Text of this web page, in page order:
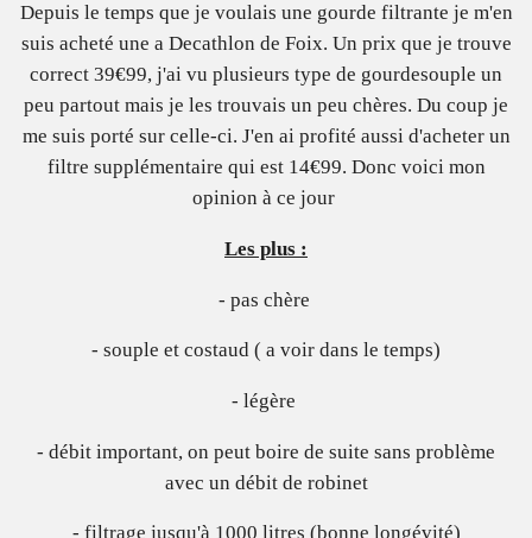
Depuis le temps que je voulais une gourde filtrante je m'en
suis acheté une a Decathlon de Foix. Un prix que je trouve
correct 39€99, j'ai vu plusieurs type de gourdesouple un
peu partout mais je les trouvais un peu chères. Du coup je
me suis porté sur celle-ci. J'en ai profité aussi d'acheter un
filtre supplémentaire qui est 14€99. Donc voici mon
opinion à ce jour
Les plus :
- pas chère
- souple et costaud ( a voir dans le temps)
- légère
- débit important, on peut boire de suite sans problème
avec un débit de robinet
- filtrage jusqu'à 1000 litres (bonne longévité)